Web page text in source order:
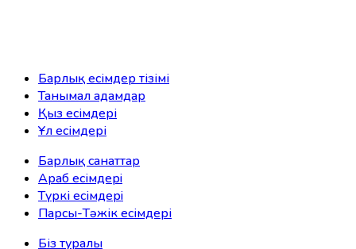
Барлық есімдер тізімі
Танымал адамдар
Қыз есімдері
Ұл есімдері
Барлық санаттар
Араб есімдерi
Түркі есімдерi
Парсы-Тәжік есімдері
Біз туралы